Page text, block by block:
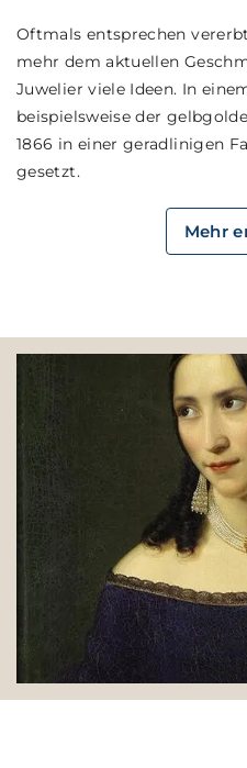
Oftmals entsprechen
mehr dem aktuellen
Juwelier viele Ideen. In
beispielsweise der
1866 in einer geradlinigen
gesetzt.
Mehr